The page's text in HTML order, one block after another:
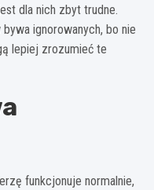
dla nich zbyt trudne.
ignorowanych, bo nie
lepiej zrozumieć te
funkcjonuje normalnie,